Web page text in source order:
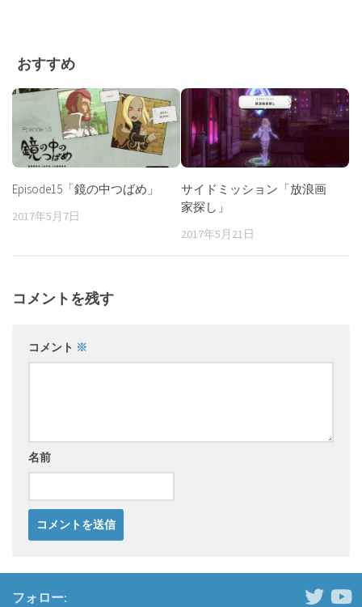
おすすめ
Episode15「鏡の中つばめ」
2017年5月7日
サイドミッション「放浪画
家探し」
2017年5月21日
コメントを残す
コメント ※
名前
フォロー: